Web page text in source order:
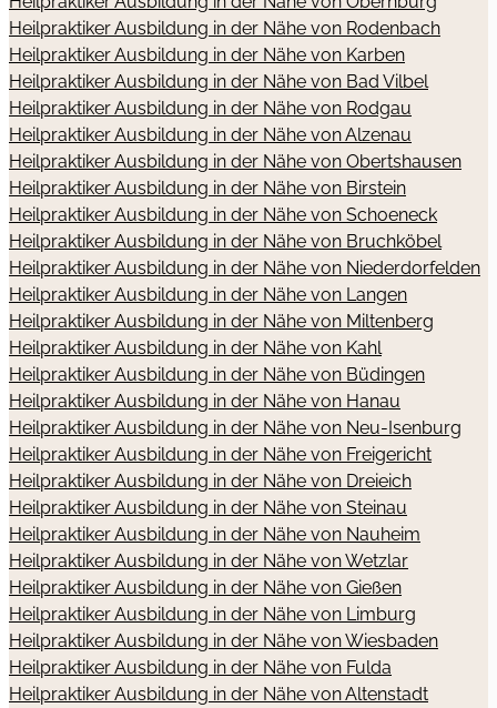
Heilpraktiker Ausbildung in der Nähe von Rodenbach
Heilpraktiker Ausbildung in der Nähe von Karben
Heilpraktiker Ausbildung in der Nähe von Bad Vilbel
Heilpraktiker Ausbildung in der Nähe von Rodgau
Heilpraktiker Ausbildung in der Nähe von Alzenau
Heilpraktiker Ausbildung in der Nähe von Obertshausen
Heilpraktiker Ausbildung in der Nähe von Birstein
Heilpraktiker Ausbildung in der Nähe von Schoeneck
Heilpraktiker Ausbildung in der Nähe von Bruchköbel
Heilpraktiker Ausbildung in der Nähe von Niederdorfelden
Heilpraktiker Ausbildung in der Nähe von Langen
Heilpraktiker Ausbildung in der Nähe von Miltenberg
Heilpraktiker Ausbildung in der Nähe von Kahl
Heilpraktiker Ausbildung in der Nähe von Büdingen
Heilpraktiker Ausbildung in der Nähe von Hanau
Heilpraktiker Ausbildung in der Nähe von Neu-Isenburg
Heilpraktiker Ausbildung in der Nähe von Freigericht
Heilpraktiker Ausbildung in der Nähe von Dreieich
Heilpraktiker Ausbildung in der Nähe von Steinau
Heilpraktiker Ausbildung in der Nähe von Nauheim
Heilpraktiker Ausbildung in der Nähe von Wetzlar
Heilpraktiker Ausbildung in der Nähe von Gießen
Heilpraktiker Ausbildung in der Nähe von Limburg
Heilpraktiker Ausbildung in der Nähe von Wiesbaden
Heilpraktiker Ausbildung in der Nähe von Fulda
Heilpraktiker Ausbildung in der Nähe von Altenstadt